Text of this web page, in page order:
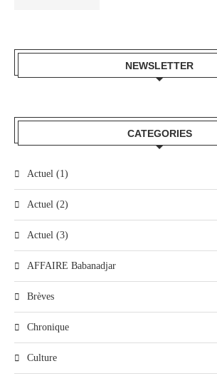
NEWSLETTER
CATEGORIES
Actuel (1)
Actuel (2)
Actuel (3)
AFFAIRE Babanadjar
Brèves
Chronique
Culture